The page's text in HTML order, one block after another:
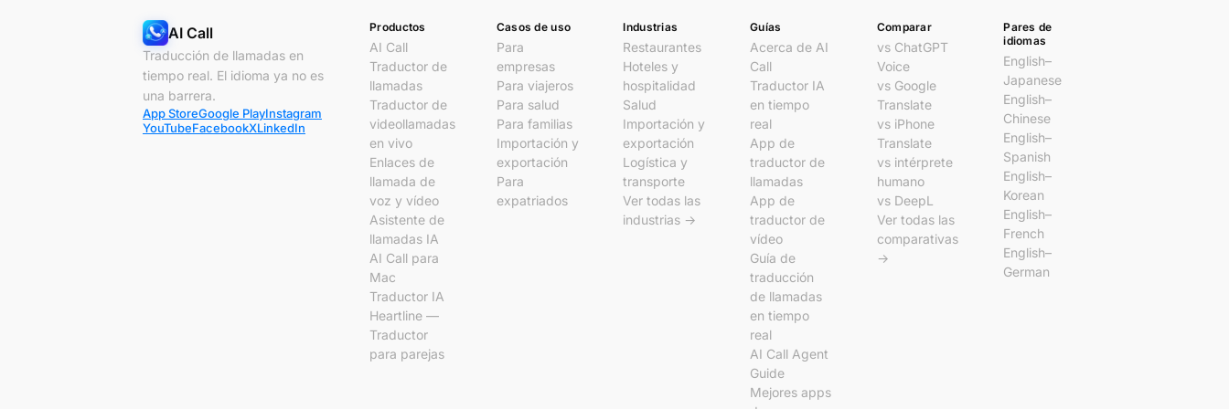
AI Call
Traducción de llamadas en
tiempo real. El idioma ya no es
una barrera.
App StoreGoogle PlayInstagram
YouTubeFacebookXLinkedIn
Productos
AI Call
Traductor de
llamadas
Traductor de
videollamadas
en vivo
Enlaces de
llamada de
voz y vídeo
Asistente de
llamadas IA
AI Call para
Mac
Traductor IA
Heartline —
Traductor
para parejas
Casos de uso
Para
empresas
Para viajeros
Para salud
Para familias
Importación y
exportación
Para
expatriados
Industrias
Restaurantes
Hoteles y
hospitalidad
Salud
Importación y
exportación
Logística y
transporte
Ver todas las
industrias →
Guías
Acerca de AI
Call
Traductor IA
en tiempo
real
App de
traductor de
llamadas
App de
traductor de
vídeo
Guía de
traducción
de llamadas
en tiempo
real
AI Call Agent
Guide
Mejores apps
Comparar
vs ChatGPT
Voice
vs Google
Translate
vs iPhone
Translate
vs intérprete
humano
vs DeepL
Ver todas las
comparativas
→
Pares de
idiomas
English–
Japanese
English–
Chinese
English–
Spanish
English–
Korean
English–
French
English–
German